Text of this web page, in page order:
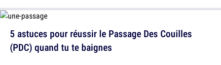
5 astuces pour réussir le Passage Des Couilles
(PDC) quand tu te baignes